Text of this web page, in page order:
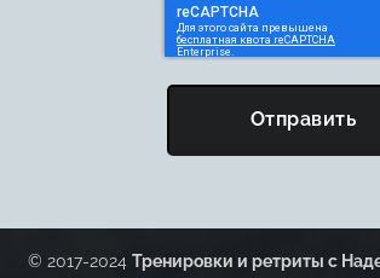
Отправить
© 2017-2024 Тренировки и ретриты с